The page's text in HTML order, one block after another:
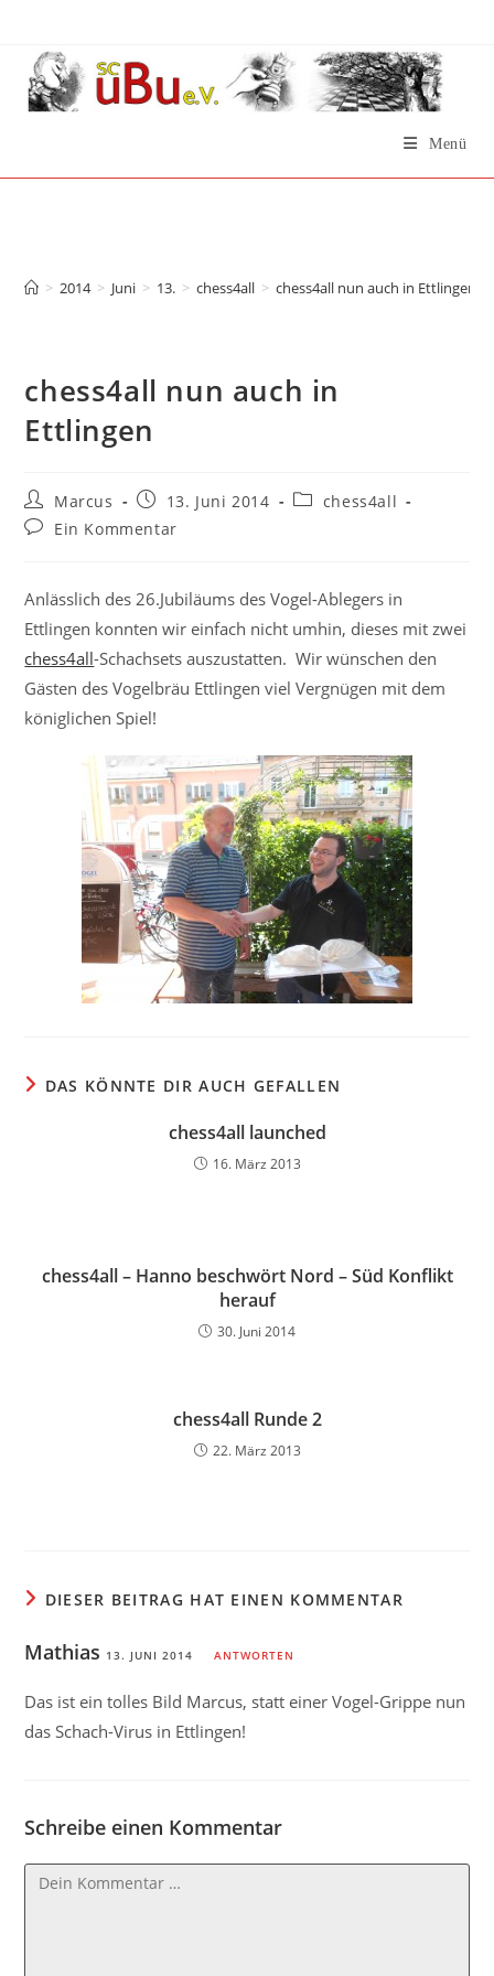
springen
Menü
> 2014 > Juni > 13. > chess4all > chess4all nun auch in Ettlingen
chess4all nun auch in
Ettlingen
Beitrags-
Autor:
Marcus
Beitrag
veröffentlicht:
13. Juni 2014
Beitrags-
chess4all
Beitrags-
Ein Kommentar
Anlässlich des 26.Jubiläums des Vogel-Ablegers in
Ettlingen konnten wir einfach nicht umhin, dieses mit zwei
chess4all-Schachsets auszustatten. Wir wünschen den
Gästen des Vogelbräu Ettlingen viel Vergnügen mit dem
königlichen Spiel!
DAS KÖNNTE DIR AUCH GEFALLEN
chess4all launched
16. März 2013
chess4all – Hanno beschwört Nord – Süd Konflikt
herauf
30. Juni 2014
chess4all Runde 2
22. März 2013
DIESER BEITRAG HAT EINEN KOMMENTAR
Mathias 13. JUNI 2014 ANTWORTEN
Das ist ein tolles Bild Marcus, statt einer Vogel-Grippe nun
das Schach-Virus in Ettlingen!
Schreibe einen Kommentar
Kommentar